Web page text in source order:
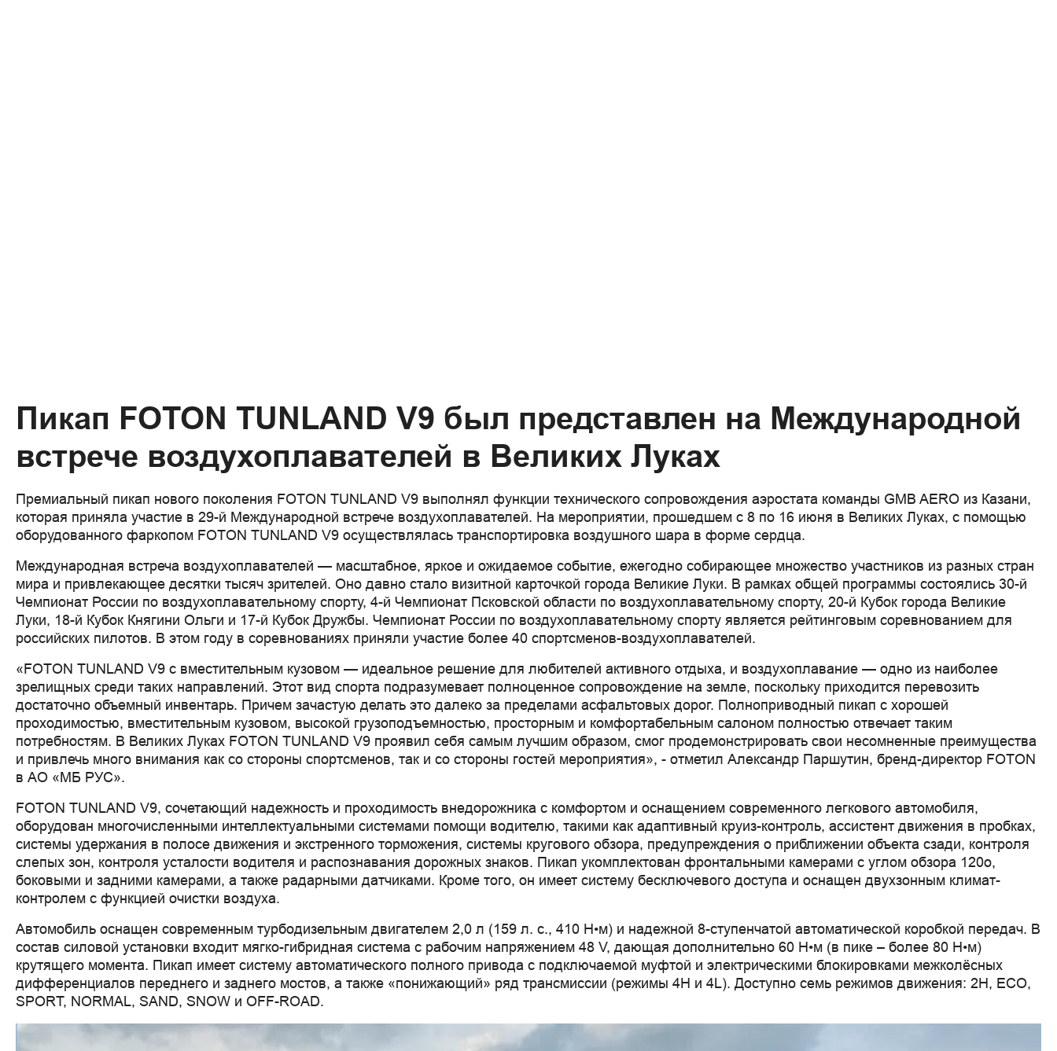
Пикап FOTON TUNLAND V9 был представлен на Международной
встрече воздухоплавателей в Великих Луках
Премиальный пикап нового поколения FOTON TUNLAND V9 выполнял функции технического сопровождения аэростата команды GMB AERO из Казани,
которая приняла участие в 29-й Международной встрече воздухоплавателей. На мероприятии, прошедшем с 8 по 16 июня в Великих Луках, с помощью
оборудованного фаркопом FOTON TUNLAND V9 осуществлялась транспортировка воздушного шара в форме сердца.
Международная встреча воздухоплавателей — масштабное, яркое и ожидаемое событие, ежегодно собирающее множество участников из разных стран
мира и привлекающее десятки тысяч зрителей. Оно давно стало визитной карточкой города Великие Луки. В рамках общей программы состоялись 30-й
Чемпионат России по воздухоплавательному спорту, 4-й Чемпионат Псковской области по воздухоплавательному спорту, 20-й Кубок города Великие
Луки, 18-й Кубок Княгини Ольги и 17-й Кубок Дружбы. Чемпионат России по воздухоплавательному спорту является рейтинговым соревнованием для
российских пилотов. В этом году в соревнованиях приняли участие более 40 спортсменов-воздухоплавателей.
«FOTON TUNLAND V9 с вместительным кузовом — идеальное решение для любителей активного отдыха, и воздухоплавание — одно из наиболее
зрелищных среди таких направлений. Этот вид спорта подразумевает полноценное сопровождение на земле, поскольку приходится перевозить
достаточно объемный инвентарь. Причем зачастую делать это далеко за пределами асфальтовых дорог. Полноприводный пикап с хорошей
проходимостью, вместительным кузовом, высокой грузоподъемностью, просторным и комфортабельным салоном полностью отвечает таким
потребностям. В Великих Луках FOTON TUNLAND V9 проявил себя самым лучшим образом, смог продемонстрировать свои несомненные преимущества
и привлечь много внимания как со стороны спортсменов, так и со стороны гостей мероприятия», - отметил Александр Паршутин, бренд-директор FOTON
в АО «МБ РУС».
FOTON TUNLAND V9, сочетающий надежность и проходимость внедорожника с комфортом и оснащением современного легкового автомобиля,
оборудован многочисленными интеллектуальными системами помощи водителю, такими как адаптивный круиз-контроль, ассистент движения в пробках,
системы удержания в полосе движения и экстренного торможения, системы кругового обзора, предупреждения о приближении объекта сзади, контроля
слепых зон, контроля усталости водителя и распознавания дорожных знаков. Пикап укомплектован фронтальными камерами с углом обзора 120о,
боковыми и задними камерами, а также радарными датчиками. Кроме того, он имеет систему бесключевого доступа и оснащен двухзонным климат-
контролем с функцией очистки воздуха.
Автомобиль оснащен современным турбодизельным двигателем 2,0 л (159 л. с., 410 Н•м) и надежной 8-ступенчатой автоматической коробкой передач. В
состав силовой установки входит мягко-гибридная система с рабочим напряжением 48 V, дающая дополнительно 60 Н•м (в пике – более 80 Н•м)
крутящего момента. Пикап имеет систему автоматического полного привода с подключаемой муфтой и электрическими блокировками межколёсных
дифференциалов переднего и заднего мостов, а также «понижающий» ряд трансмиссии (режимы 4H и 4L). Доступно семь режимов движения: 2H, ECO,
SPORT, NORMAL, SAND, SNOW и OFF-ROAD.